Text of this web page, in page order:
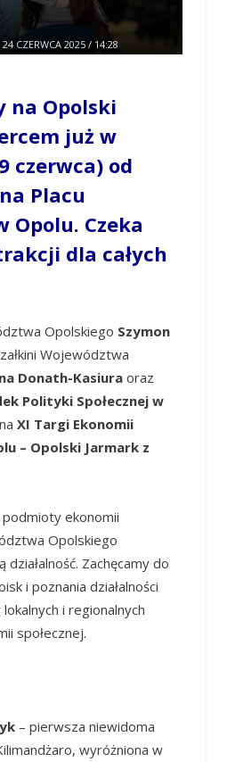
24 CZERWCA 2025 / 14:28
na Opolski
już w
czerwca) od
Placu
Opolu. Czeka
dla całych
Opolskiego Szymon
Województwa
Donath-Kasiuraoraz
Polityki Społecznej w
XI Targi Ekonomii
– Opolski Jarmark z
podmioty ekonomii
Opolskiego
Zachęcamy do
i poznania działalności
i regionalnych
społecznej.
– pierwsza niewidoma
wyróżniona w